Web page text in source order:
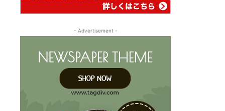
- Advertisement -